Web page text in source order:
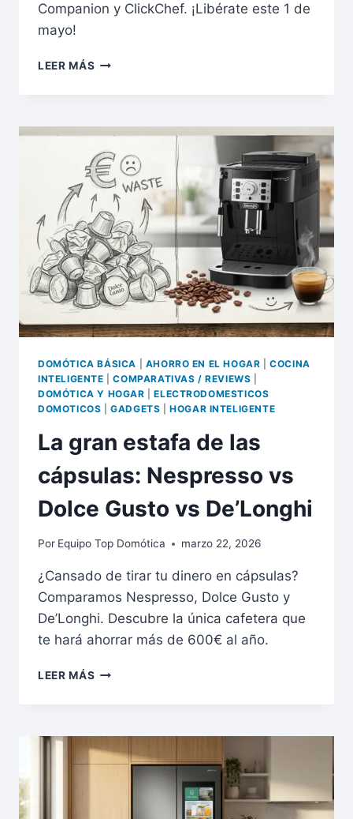
Companion y ClickChef. ¡Libérate este 1 de
mayo!
LEER MÁS
LIBERTAD
HOY.
LOS
4
MEJORES
ROBOTS
DE
COCINA
DE
2026
DOMÓTICA BÁSICA AHORRO EN EL HOGAR |COCINA
INTELIGENTE |COMPARATIVAS / REVIEWS
DOMÓTICA Y HOGAR |ELECTRODOMESTICOS
DOMOTICOS |GADGETS |HOGAR INTELIGENTE
La gran estafa de las
cápsulas: Nespresso vs
Dolce Gusto vs De’Longhi
Por Equipo Top Domótica marzo 22, 2026
¿Cansado de tirar tu dinero en cápsulas?
Comparamos Nespresso, Dolce Gusto y
De’Longhi. Descubre la única cafetera que
te hará ahorrar más de 600€ al año.
LEER MÁS LA
LAS
CÁPSULAS:
NESPRESSO